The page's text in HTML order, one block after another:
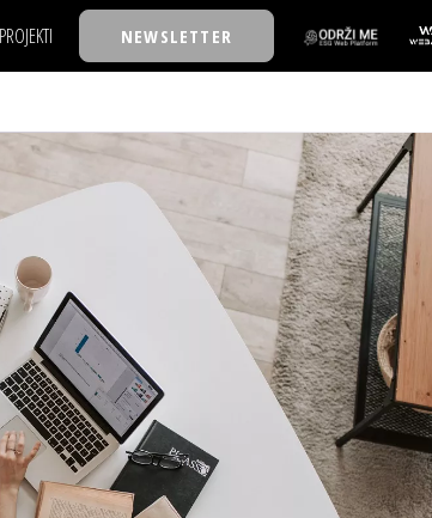
PROJEKTI
TASTY TALKS
30 ISPOD 30
BACK TO OFFICE/SCHOOL
BIZBENDOVI
BIZKOLEGIJUM
BMW BIZNIS LIGA
BIZLIFE WEEK
IZJAVA GODINE
NEWSLETTER
NAJKOLEGA
30 ISPOD 30
BACK TO OFFICE/SCHOOL
BIZBENDOVI
BIZKOLEGIJUM
BMW BIZNIS LIGA
BIZLIFE WEEK
IZJAVA GODINE